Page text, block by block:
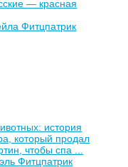
— красная
Фитцпатрик
история
который продал
чтобы спа ...
Фитцпатрик